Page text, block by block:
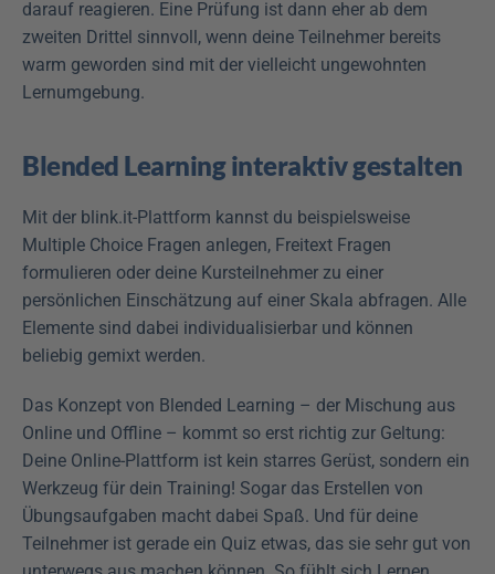
darauf reagieren. Eine Prüfung ist dann eher ab dem
zweiten Drittel sinnvoll, wenn deine Teilnehmer bereits
warm geworden sind mit der vielleicht ungewohnten
Lernumgebung.
Blended Learning interaktiv gestalten
Mit der blink.it-Plattform kannst du beispielsweise
Multiple Choice Fragen anlegen, Freitext Fragen
formulieren oder deine Kursteilnehmer zu einer
persönlichen Einschätzung auf einer Skala abfragen. Alle
Elemente sind dabei individualisierbar und können
beliebig gemixt werden.
Das Konzept von Blended Learning – der Mischung aus
Online und Offline – kommt so erst richtig zur Geltung:
Deine Online-Plattform ist kein starres Gerüst, sondern ein
Werkzeug für dein Training! Sogar das Erstellen von
Übungsaufgaben macht dabei Spaß. Und für deine
Teilnehmer ist gerade ein Quiz etwas, das sie sehr gut von